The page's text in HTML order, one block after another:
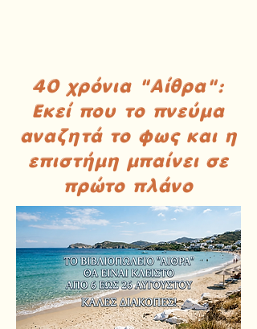
40 χρόνια "Αίθρα":
Εκεί που το πνεύμα
αναζητά το φως και η
επιστήμη μπαίνει σε
πρώτο πλάνο